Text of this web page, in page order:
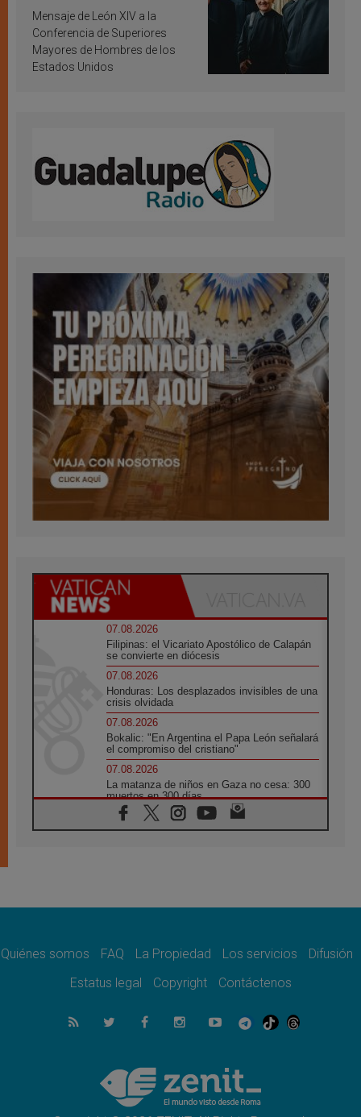
inspiración y santificación
Mensaje de León XIV a la
Conferencia de Superiores
Mayores de Hombres de los
Estados Unidos
07.08.2026
Filipinas: el Vicariato Apostólico de Calapán
se convierte en diócesis
07.08.2026
Honduras: Los desplazados invisibles de una
crisis olvidada
07.08.2026
Bokalic: "En Argentina el Papa León señalará
el compromiso del cristiano"
07.08.2026
La matanza de niños en Gaza no cesa: 300
muertos en 300 días
07.08.2026
Tagle: La guerra desfigura el mundo, solo la
como misión al servicio del Evangelio
SIGNIS 2026, dar voz a las religiosas en el
07.08.2026
Lanzan un proyecto de empoderamiento
Programa oficial del Viaje Apostólico del
Papa León XIV a Francia
Quiénes somos FAQ La Propiedad Los servicios
Difusión
Estatus legal
Copyright Contáctenos